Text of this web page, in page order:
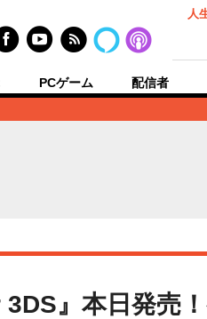
人
PCゲーム 配信者
』本日発売